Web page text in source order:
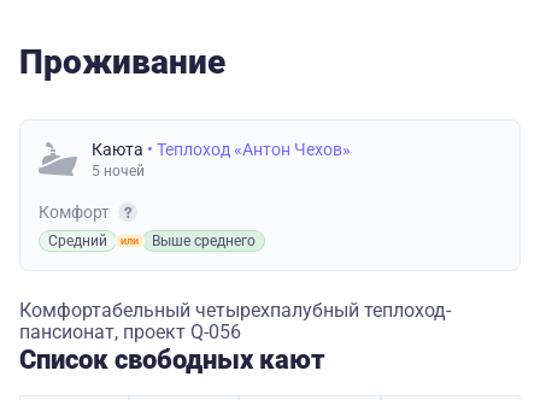
Проживание
Каюта • Теплоход «Антон Чехов»
5 ночей
Комфорт
Средний Выше среднего
Комфортабельный четырехпалубный теплоход-
пансионат, проект Q-056
Список свободных кают